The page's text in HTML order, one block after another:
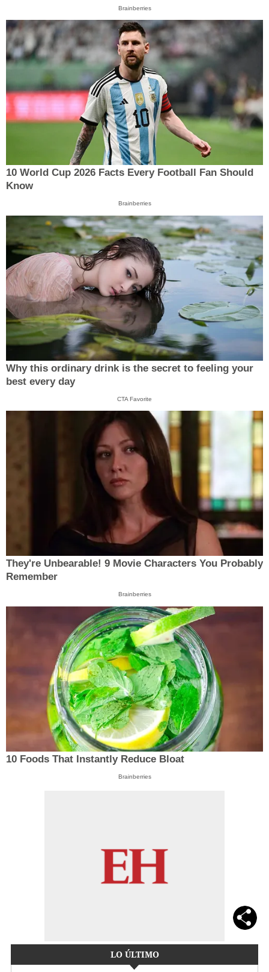
Brainberries
10 World Cup 2026 Facts Every Football Fan Should
Know
Brainberries
Why this ordinary drink is the secret to feeling your
best every day
CTA Favorite
They're Unbearable! 9 Movie Characters You Probably
Remember
Brainberries
10 Foods That Instantly Reduce Bloat
Brainberries
LO ÚLTIMO